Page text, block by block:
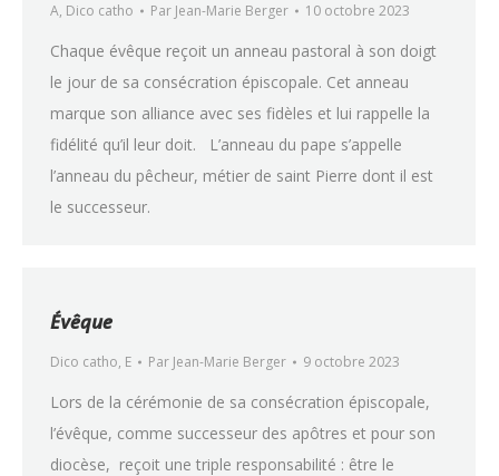
A, Dico catho Par Jean-Marie Berger 10 octobre 2023
Chaque évêque reçoit un anneau pastoral à son doigt
le jour de sa consécration épiscopale. Cet anneau
marque son alliance avec ses fidèles et lui rappelle la
fidélité qu’il leur doit. L’anneau du pape s’appelle
l’anneau du pêcheur, métier de saint Pierre dont il est
le successeur.
Évêque
Dico catho, E Par Jean-Marie Berger 9 octobre 2023
Lors de la cérémonie de sa consécration épiscopale,
l’évêque, comme successeur des apôtres et pour son
diocèse, reçoit une triple responsabilité : être le